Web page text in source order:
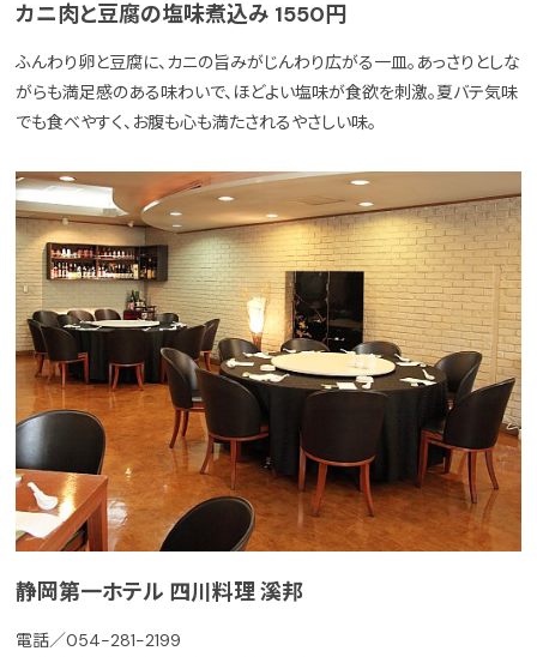
カニ肉と豆腐の塩味煮込み 1550円
ふんわり卵と豆腐に、カニの旨みがじんわり広がる一皿。あっさりとしな
がらも満足感のある味わいで、ほどよい塩味が食欲を刺激。夏バテ気味
でも食べやすく、お腹も心も満たされるやさしい味。
静岡第一ホテル 四川料理 溪邦
電話／054-281-2199